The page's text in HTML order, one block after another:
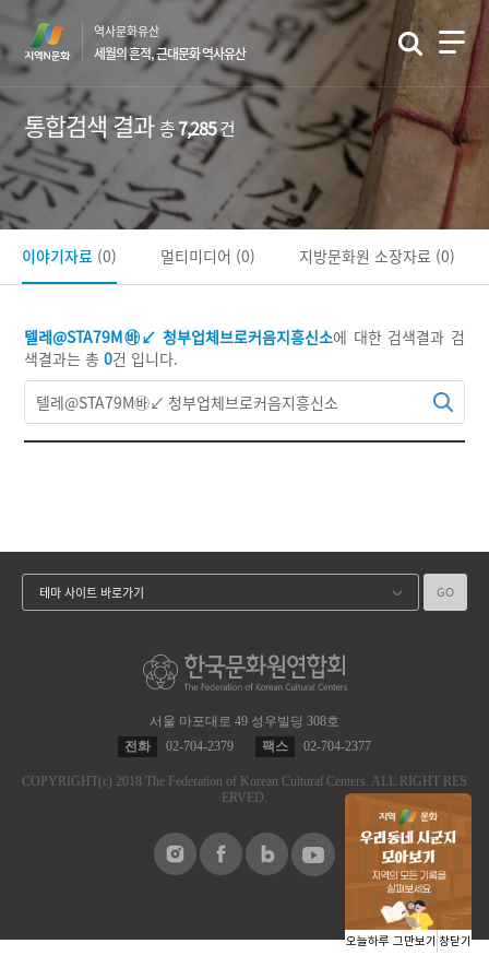
문
바
로
기
역사문화유산
세월의 흔적, 근대문화 역사유산
통합검색 결과총7,285건
텔레@STA79M㉳↙ 청부업체브로커음지흥신소에 대한 검색결과 검
색결과는 총0건 입니다.
이야기자료 (0) 멀티미디어 (0) 지방문화원 소장자료 (0)
서울 마포대로 49 성우빌딩 308호
전화
02-704-2379 팩스 02-704-2377
COPYRIGHT(c) 2018 The Federation of Korean Cultural Centers. ALL RIGHT RES
ERVED.
테마 사이트 바로가기 GO
오늘하루 그만보기 창닫기